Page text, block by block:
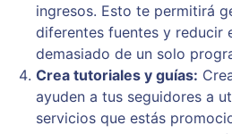
ingresos. Esto te permitirá
diferentes fuentes y reducir
demasiado de un solo
Crea tutoriales y guías:
ayuden a tus seguidores a
servicios que estás